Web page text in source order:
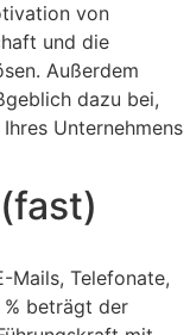
von
und die
Außerdem
dazu bei,
Unternehmens
Mails, Telefonate,
% beträgt der